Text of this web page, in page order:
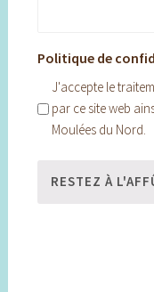
Politique de
J'accepte le
par ce site web
Moulées du Nord.